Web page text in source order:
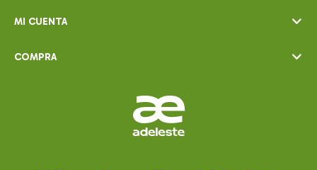
MI CUENTA
COMPRA